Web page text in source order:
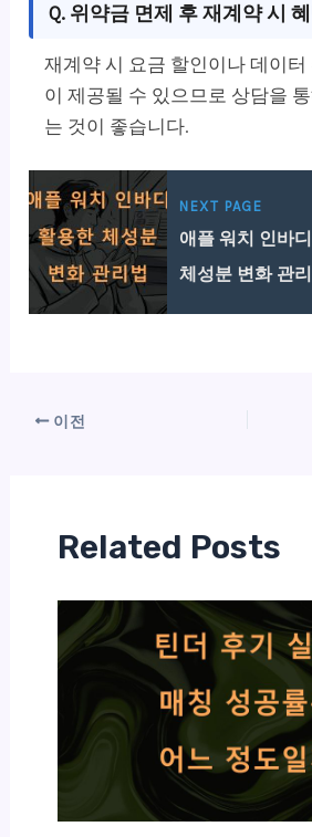
Q. 위약금 면제 후 재계약 시
재계약 시 요금 할인이나 데이터
이 제공될 수 있으므로 상담을
는 것이 좋습니다.
NEXT PAGE
애플 워치 인바
체성분 변화 관
이전
Related Posts